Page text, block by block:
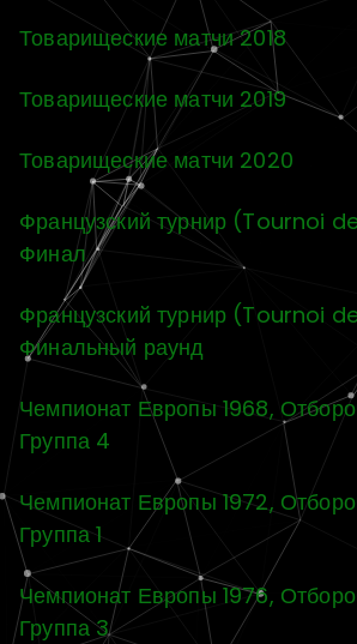
Товарищеские матчи 2018
Товарищеские матчи 2019
Товарищеские матчи 2020
Французский турнир (Tournoi
Финал
Французский турнир (Tournoi
Финальный раунд
Чемпионат Европы 1968,
Группа 4
Чемпионат Европы 1972,
Группа 1
Чемпионат Европы 1976,
Группа 3